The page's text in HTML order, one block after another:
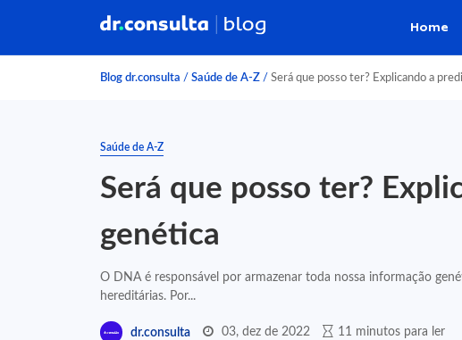
Home
Blog dr.consulta / Saúde de A-Z / Será que posso ter? Explicando a
Saúde de A-Z
Será que posso ter?
genética
O DNA é responsável por armazenar toda nossa informação
hereditárias. Por...
dr.consulta 03, dez de 2022 11 minutos para ler